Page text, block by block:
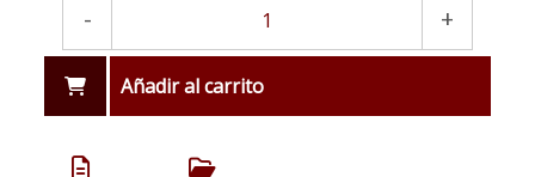
- +
Añadir al carrito